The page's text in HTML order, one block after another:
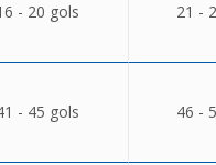
- 20 gols 21 -
- 45 gols 46 -